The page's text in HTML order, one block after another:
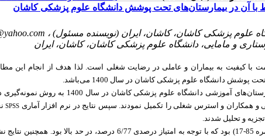
با آن در بیمارستان‌های تحت پوشش دانشگاه علوم پزشکی کاشان
با کیفیت به بیماران و عاملی در رضایت شغلی است. لذا هدف از انجام این
دانشگاه علوم پزشکی کاشان در سال 1400 می‌باشد.
و همکاران و استرس شغلی را تکمیل نمودند . سپس نتایج در نرم افزار آماری SPSSنسخه
و تحلیل شدند.
میانگین شفقت به بیمار در پرستاران 37/5±99/65 (طیف نمره 85-17) بود که با توجه به امتیاز